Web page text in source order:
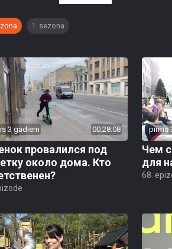
1. sezona
3 gadiem 00:28:08
провалился под
около дома. Кто
pirms
Чем
для
68.